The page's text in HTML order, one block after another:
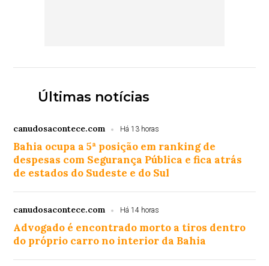
Últimas notícias
canudosacontece.com Há 13 horas
Bahia ocupa a 5ª posição em ranking de
despesas com Segurança Pública e fica atrás
de estados do Sudeste e do Sul
canudosacontece.com Há 14 horas
Advogado é encontrado morto a tiros dentro
do próprio carro no interior da Bahia